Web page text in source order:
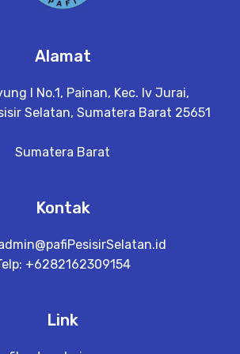
Alamat
I No.1, Painan, Kec. Iv Jurai,
Selatan, Sumatera Barat 25651
Sumatera Barat
Kontak
+6282162309154
Link